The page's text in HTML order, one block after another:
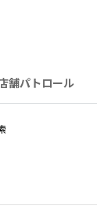
舗パトロール